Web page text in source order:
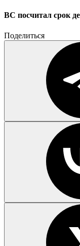
ВС посчитал срок
Поделиться